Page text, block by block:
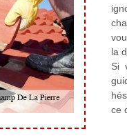
la
Si
ce